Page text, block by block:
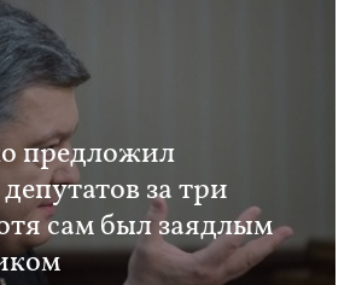
предложил
за три
сам был заядлым